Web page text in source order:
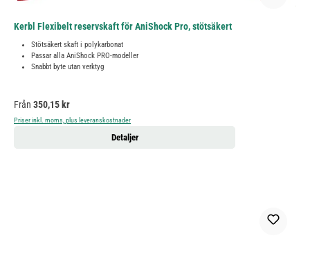
Kerbl Flexibelt reservskaft för AniShock Pro, stötsäkert
Stötsäkert skaft i polykarbonat
Passar alla AniShock PRO-modeller
Snabbt byte utan verktyg
Ordinarie pris:
Från 350,15 kr
Priser inkl. moms, plus leveranskostnader
Detaljer